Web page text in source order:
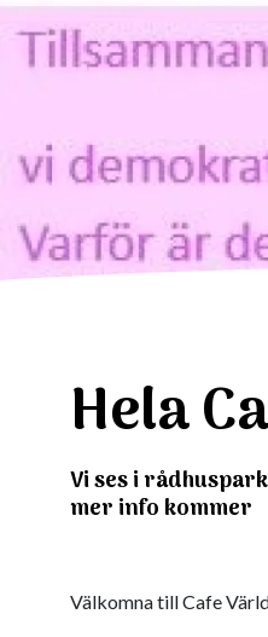
Hela
Vi ses i
mer info kommer
Välkomna till Cafe